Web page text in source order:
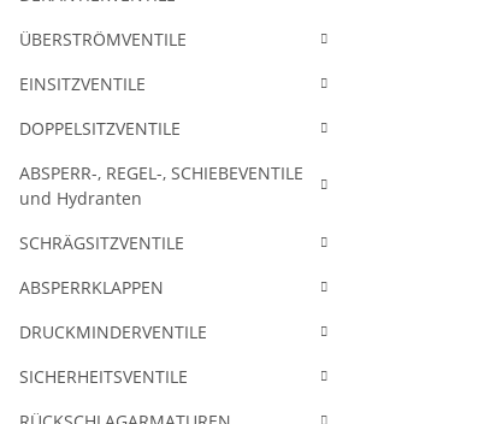
ÜBERSTRÖMVENTILE
EINSITZVENTILE
DOPPELSITZVENTILE
ABSPERR-, REGEL-, SCHIEBEVENTILE
und Hydranten
SCHRÄGSITZVENTILE
ABSPERRKLAPPEN
DRUCKMINDERVENTILE
SICHERHEITSVENTILE